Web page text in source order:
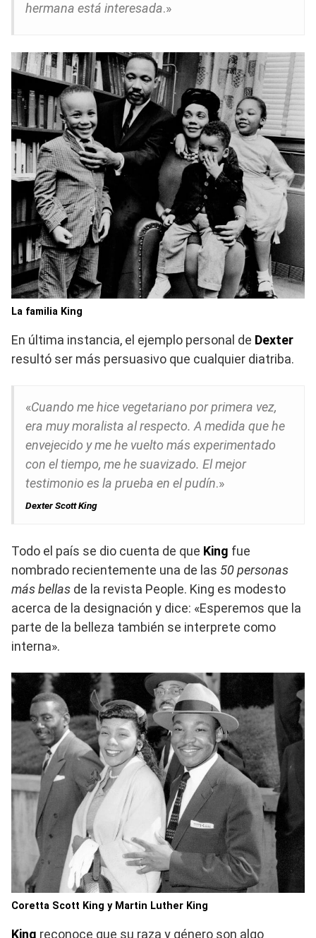
hermana está interesada.»
La familia King
En última instancia, el ejemplo personal de Dexter
resultó ser más persuasivo que cualquier diatriba.
«Cuando me hice vegetariano por primera vez,
era muy moralista al respecto. A medida que he
envejecido y me he vuelto más experimentado
con el tiempo, me he suavizado. El mejor
testimonio es la prueba en el pudín.»
Dexter Scott King
Todo el país se dio cuenta de que King fue
nombrado recientemente una de las 50 personas
más bellas de la revista People. King es modesto
acerca de la designación y dice: «Esperemos que la
parte de la belleza también se interprete como
interna».
Coretta Scott King y Martin Luther King
King reconoce que su raza y género son algo